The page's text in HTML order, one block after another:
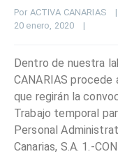
Por ACTIVA CANARIAS |
20 enero, 2020 |
Dentro de nuestra
CANARIAS
que regirán la
Trabajo temporal
Personal
Canarias, S.A. 1.-